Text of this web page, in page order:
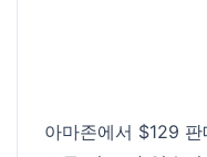
아마존에서 $129